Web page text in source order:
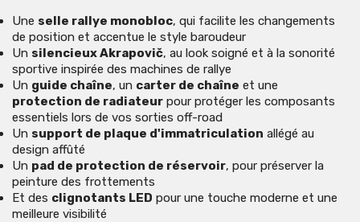
Une selle rallye monobloc, qui facilite les changements
de position et accentue le style baroudeur
Un silencieux Akrapovič, au look soigné et à la sonorité
sportive inspirée des machines de rallye
Un guide chaîne, un carter de chaîne et une
protection de radiateur pour protéger les composants
essentiels lors de vos sorties off-road
Un support de plaque d'immatriculation allégé au
design affûté
Un pad de protection de réservoir, pour préserver la
peinture des frottements
Et des clignotants LED pour une touche moderne et une
meilleure visibilité